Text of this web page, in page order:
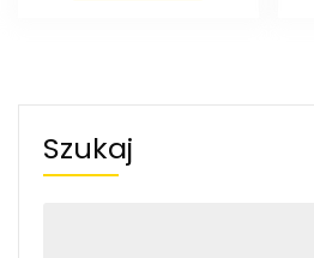
Szukaj